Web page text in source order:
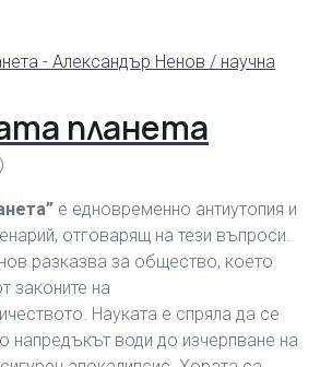
планета
е едновременно антиутопия и
отговарящ на тези въпроси.
разказва за общество, което
законите на
Науката е спряла да се
напредъкът води до изчерпване на